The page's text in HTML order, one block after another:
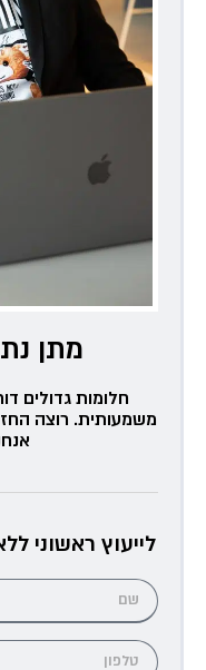
מתן
חלומות גדולים
משמעותית. רוצה
לייעוץ ראשוני